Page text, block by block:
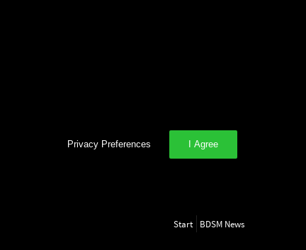
Start BDSM News
Privacy Preferences I Agree